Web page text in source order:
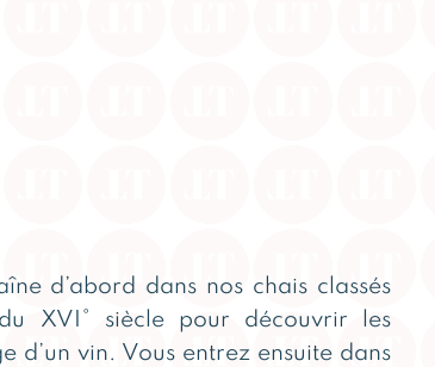
d’abord dans nos chais classés
XVI° siècle pour découvrir les
d’un vin. Vous entrez ensuite dans